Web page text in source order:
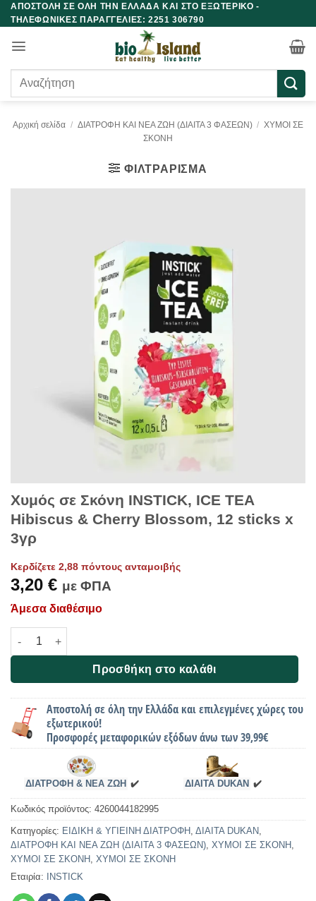
Μετάβαση
στο
περιεχόμενο
ΑΠΟΣΤΟΛΗ ΣΕ ΟΛΗ ΤΗΝ ΕΛΛΑΔΑ ΚΑΙ ΣΤΟ ΕΞΩΤΕΡΙΚΟ -
ΤΗΛΕΦΩΝΙΚΕΣ ΠΑΡΑΓΓΕΛΙΕΣ: 2251 306790
Αναζήτηση
Αρχική σελίδα / ΔΙΑΤΡΟΦΗ ΚΑΙ ΝΕΑ ΖΩΗ (ΔΙΑΙΤΑ 3 ΦΑΣΕΩΝ) / ΧΥΜΟΙ ΣΕ
ΣΚΟΝΗ
ΦΙΛΤΡΆΡΙΣΜΑ
Χυμός σε Σκόνη INSTICK, ICE TEA
Hibiscus & Cherry Blossom, 12 sticks x
3γρ
Κερδίζετε 2,88 πόντους ανταμοιβής
3,20 € με ΦΠΑ
Άμεσα διαθέσιμο
Χυμός σε Σκόνη INSTICK, ICE TEA Hibiscus & Cherry
Προσθήκη στο καλάθι
Αποστολή σε όλη την Ελλάδα και επιλεγμένες χώρες του
εξωτερικού!
Προσφορές μεταφορικών εξόδων άνω των 39,99€
ΔΙΑΤΡΟΦΗ & ΝΕΑ ΖΩΗ ✔️ ΔΙΑΙΤΑ DUKAN ✔️
Κωδικός προϊόντος: 4260044182995
Κατηγορίες: ΕΙΔΙΚΗ & ΥΓΙΕΙΝΗ ΔΙΑΤΡΟΦΗ , ΔΙΑΙΤΑ DUKAN,
ΔΙΑΤΡΟΦΗ ΚΑΙ ΝΕΑ ΖΩΗ (ΔΙΑΙΤΑ 3 ΦΑΣΕΩΝ), ΧΥΜΟΙ ΣΕ ΣΚΟΝΗ ,
ΧΥΜΟΙ ΣΕ ΣΚΟΝΗ , ΧΥΜΟΙ ΣΕ ΣΚΟΝΗ
Εταιρία:
INSTICK